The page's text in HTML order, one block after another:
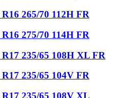
R16 265/70 112H FR
R16 275/70 114H FR
R17 235/65 108H XL FR
R17 235/65 104V FR
R17 235/65 108V XL